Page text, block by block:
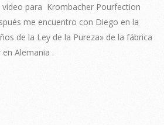
vídeo para Krombacher Pourfection
me encuentro con Diego en la
de la Ley de la Pureza» de la fábrica
Alemania .